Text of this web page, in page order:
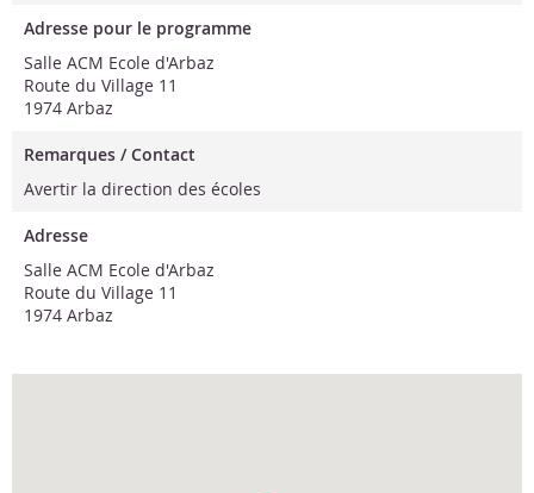
Adresse pour le programme
Salle ACM Ecole d'Arbaz
Route du Village 11
1974 Arbaz
Remarques / Contact
Avertir la direction des écoles
Adresse
Salle ACM Ecole d'Arbaz
Route du Village 11
1974 Arbaz